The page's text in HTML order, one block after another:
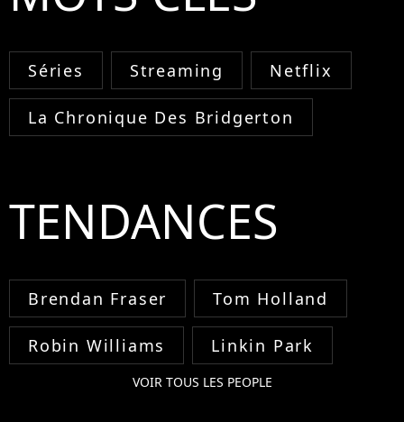
Séries Streaming Netflix
La Chronique Des Bridgerton
TENDANCES
Brendan Fraser Tom Holland
Robin Williams Linkin Park
VOIR TOUS LES PEOPLE